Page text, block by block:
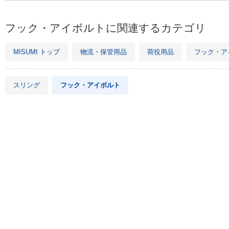
フック・アイボルトに関連するカテゴリ
MISUMI トップ 物流・保管用品 荷役用品 フック・
スリング フック・アイボルト